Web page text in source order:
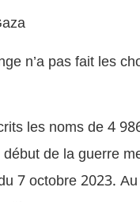
n’a pas fait les
les noms de 4
de la guerre
7 octobre 2023.